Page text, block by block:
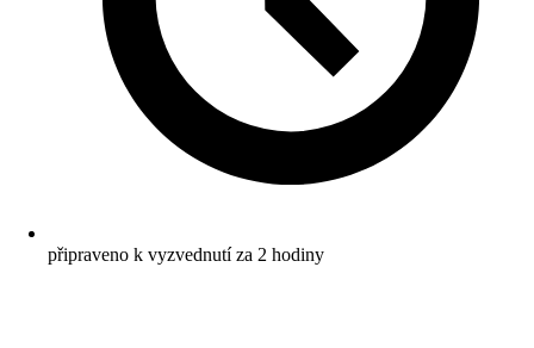
připraveno k vyzvednutí za 2 hodiny